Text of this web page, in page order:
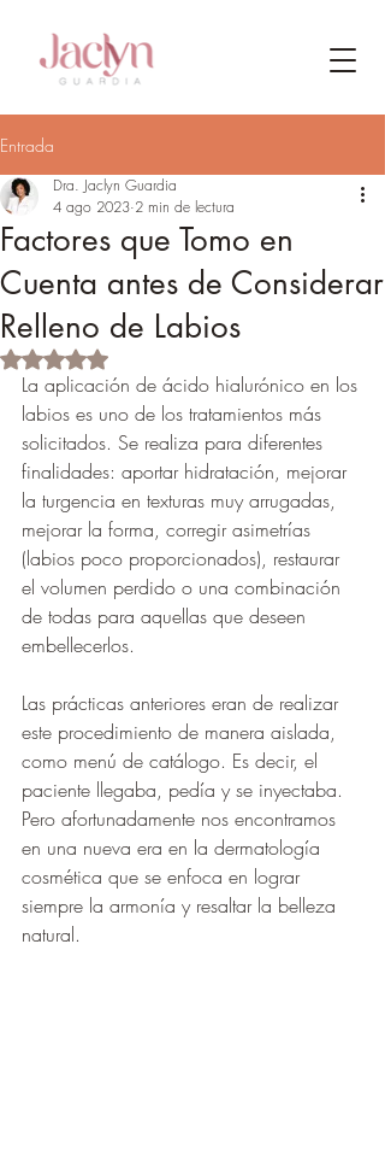
Entrada
Factores que Tomo en
Cuenta antes de Considerar
Relleno de Labios
Dra. Jaclyn Guardia
4 ago 2023 2 min de lectura
Obtuvo NaN de 5 estrellas.
La aplicación de ácido hialurónico en los
labios es uno de los tratamientos más
solicitados. Se realiza para diferentes
finalidades: aportar hidratación, mejorar
la turgencia en texturas muy arrugadas,
mejorar la forma, corregir asimetrías
(labios poco proporcionados), restaurar
el volumen perdido o una combinación
de todas para aquellas que deseen
embellecerlos.
Las prácticas anteriores eran de realizar
este procedimiento de manera aislada,
como menú de catálogo. Es decir, el
paciente llegaba, pedía y se inyectaba.
Pero afortunadamente nos encontramos
en una nueva era en la dermatología
cosmética que se enfoca en lograr
siempre la armonía y resaltar la belleza
natural.